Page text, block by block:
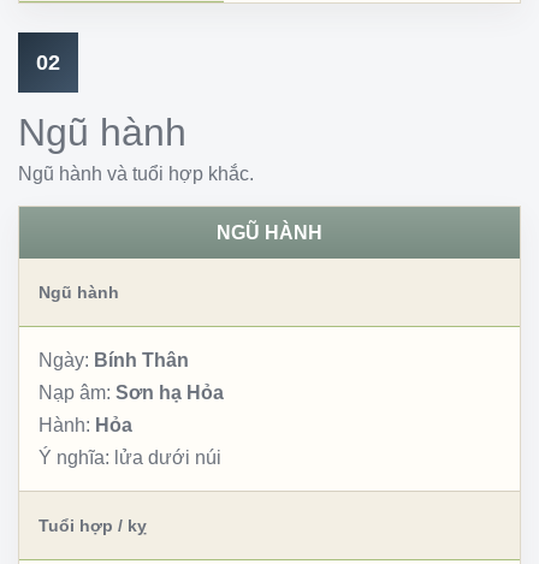
02
Ngũ hành
Ngũ hành và tuổi hợp khắc.
NGŨ HÀNH
Ngũ hành
Ngày: Bính Thân
Nạp âm: Sơn hạ Hỏa
Hành: Hỏa
Ý nghĩa: lửa dưới núi
Tuổi hợp / kỵ